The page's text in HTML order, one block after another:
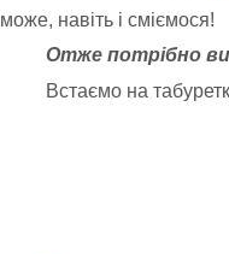
може, навіть і сміємося!
Отже потрібно
Встаємо на